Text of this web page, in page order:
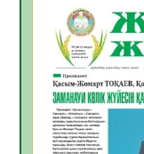
06.08.2026
Инфекциялық
жұмыстарының
06.08.2026
Көкжөтел
06.08.2026